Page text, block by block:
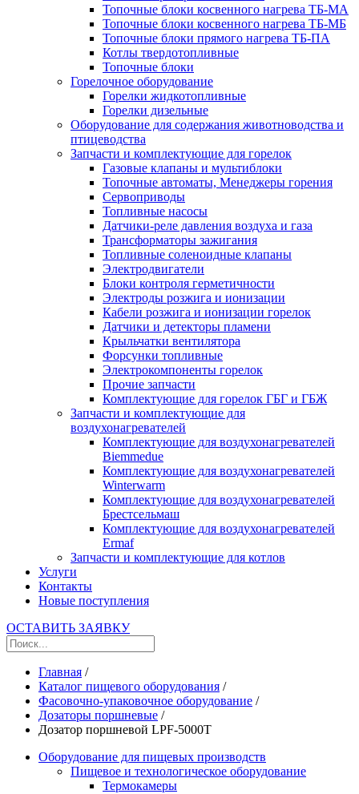
Топочные блоки косвенного нагрева ТБ-МА
Топочные блоки косвенного нагрева ТБ-МБ
Топочные блоки прямого нагрева ТБ-ПА
Котлы твердотопливные
Топочные блоки
Горелочное оборудование
Горелки жидкотопливные
Горелки дизельные
Оборудование для содержания животноводства и
птицеводства
Запчасти и комплектующие для горелок
Газовые клапаны и мультиблоки
Топочные автоматы, Менеджеры горения
Сервоприводы
Топливные насосы
Датчики-реле давления воздуха и газа
Трансформаторы зажигания
Топливные соленоидные клапаны
Электродвигатели
Блоки контроля герметичности
Электроды розжига и ионизации
Кабели розжига и ионизации горелок
Датчики и детекторы пламени
Крыльчатки вентилятора
Форсунки топливные
Электрокомпоненты горелок
Прочие запчасти
Комплектующие для горелок ГБГ и ГБЖ
Запчасти и комплектующие для
воздухонагревателей
Комплектующие для воздухонагревателей
Biemmedue
Комплектующие для воздухонагревателей
Winterwarm
Комплектующие для воздухонагревателей
Брестсельмаш
Комплектующие для воздухонагревателей
Ermaf
Запчасти и комплектующие для котлов
Услуги
Контакты
Новые поступления
ОСТАВИТЬ ЗАЯВКУ
Главная /
Каталог пищевого оборудования /
Фасовочно-упаковочное оборудование /
Дозаторы поршневые /
Дозатор поршневой LPF-5000T
Оборудование для пищевых производств
Пищевое и технологическое оборудование
Термокамеры